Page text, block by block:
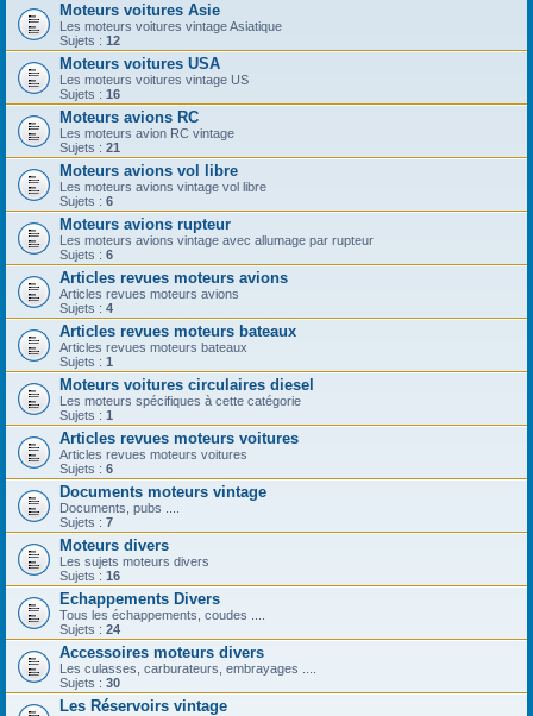
Moteurs voitures Asie
Les moteurs voitures vintage Asiatique
Sujets : 12
Moteurs voitures USA
Les moteurs voitures vintage US
Sujets : 16
Moteurs avions RC
Les moteurs avion RC vintage
Sujets : 21
Moteurs avions vol libre
Les moteurs avions vintage vol libre
Sujets : 6
Moteurs avions rupteur
Les moteurs avions vintage avec allumage par rupteur
Sujets : 6
Articles revues moteurs avions
Articles revues moteurs avions
Sujets : 4
Articles revues moteurs bateaux
Articles revues moteurs bateaux
Sujets : 1
Moteurs voitures circulaires diesel
Les moteurs spécifiques à cette catégorie
Sujets : 1
Articles revues moteurs voitures
Articles revues moteurs voitures
Sujets : 6
Documents moteurs vintage
Documents, pubs ....
Sujets : 7
Moteurs divers
Les sujets moteurs divers
Sujets : 16
Echappements Divers
Tous les échappements, coudes ....
Sujets : 24
Accessoires moteurs divers
Les culasses, carburateurs, embrayages ....
Sujets : 30
Les Réservoirs vintage